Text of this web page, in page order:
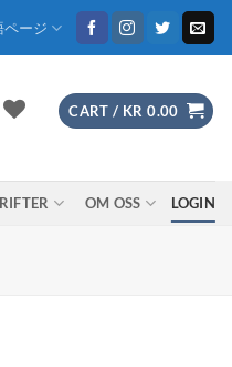
ページ
CART / KR 0.00
OM OSS LOGIN